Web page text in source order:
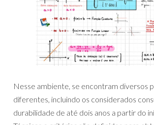
Nesse ambiente, se encontram diversos
diferentes, incluindo os considerados
durabilidade de até dois anos a partir do